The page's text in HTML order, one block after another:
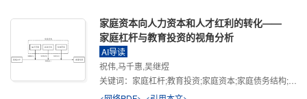
家庭资本向人力资本和人才红利的转化——
家庭杠杆与教育投资的视角分析
AI导读
祝伟,马千惠,吴继煜
关键词： 家庭杠杆;教育投资;家庭资本;家庭债务结构;CHFS